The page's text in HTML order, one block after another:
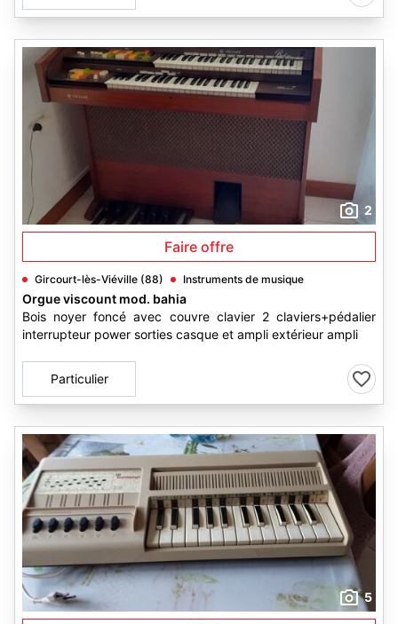
2
Faire offre
Gircourt-lès-Viéville (88) Instruments de musique
Orgue viscount mod. bahia
Bois noyer foncé avec couvre clavier 2 claviers+pédalier
interrupteur power sorties casque et ampli extérieur ampli
Particulier
5